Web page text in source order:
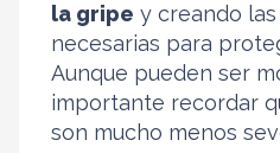
la gripe y creando
necesarias para
Aunque pueden ser
importante recordar
son mucho menos